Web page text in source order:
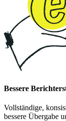
Bessere
Vollständige,
bessere Übergabe